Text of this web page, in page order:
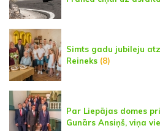
Simts gadu jubileju
Reineks (8)
Par Liepājas domes
Gunārs Ansiņš, viņa